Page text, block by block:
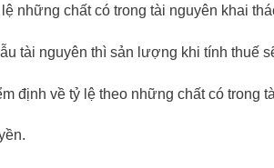
những chất có trong tài nguyên khai
tài nguyên thì sản lượng khi tính thuế
định về tỷ lệ theo những chất có trong